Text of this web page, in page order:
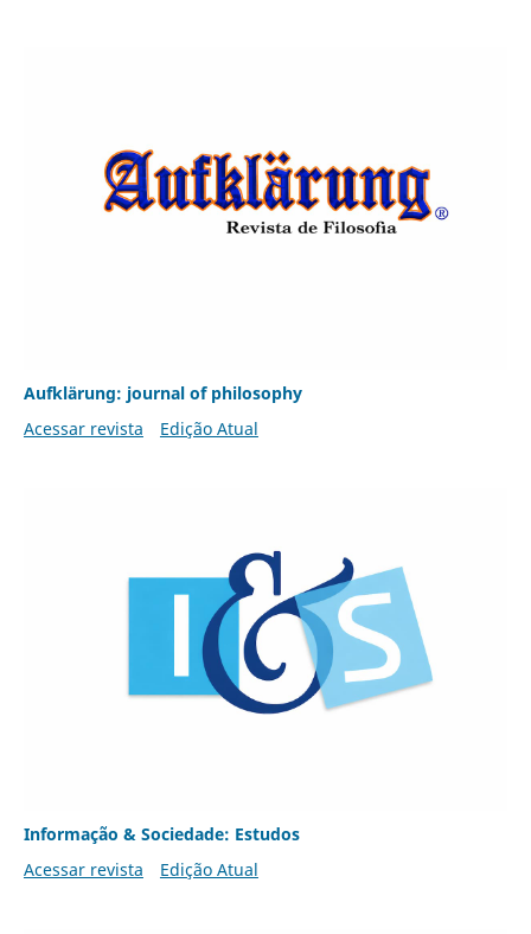
Aufklärung: journal of philosophy
Acessar revista
Edição Atual
Informação & Sociedade: Estudos
Acessar revista
Edição Atual